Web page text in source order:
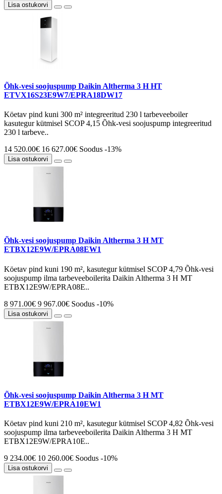
Lisa ostukorvi
Õhk-vesi soojuspump Daikin Altherma 3 H HT
ETVX16S23E9W7/EPRA18DW17
Köetav pind kuni 300 m² integreeritud 230 l tarbeveeboiler
kasutegur kütmisel SCOP 4,15 Õhk-vesi soojuspump integreeritud
230 l tarbeve..
14 520.00€ 16 627.00€ Soodus -13%
Lisa ostukorvi
Õhk-vesi soojuspump Daikin Altherma 3 H MT
ETBX12E9W/EPRA08EW1
Köetav pind kuni 190 m², kasutegur kütmisel SCOP 4,79 Õhk-vesi
soojuspump ilma tarbeveeboilerita Daikin Altherma 3 H MT
ETBX12E9W/EPRA08E..
8 971.00€ 9 967.00€ Soodus -10%
Lisa ostukorvi
Õhk-vesi soojuspump Daikin Altherma 3 H MT
ETBX12E9W/EPRA10EW1
Köetav pind kuni 210 m², kasutegur kütmisel SCOP 4,82 Õhk-vesi
soojuspump ilma tarbeveeboilerita Daikin Altherma 3 H MT
ETBX12E9W/EPRA10E..
9 234.00€ 10 260.00€ Soodus -10%
Lisa ostukorvi